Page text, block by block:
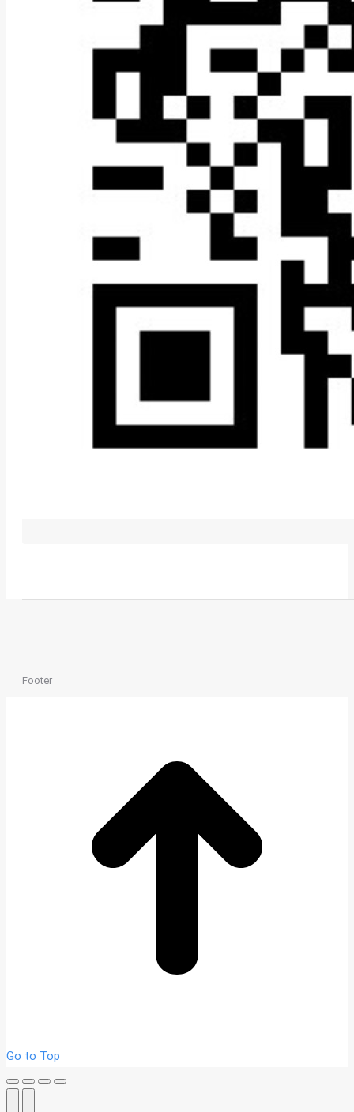
Footer
Go to Top